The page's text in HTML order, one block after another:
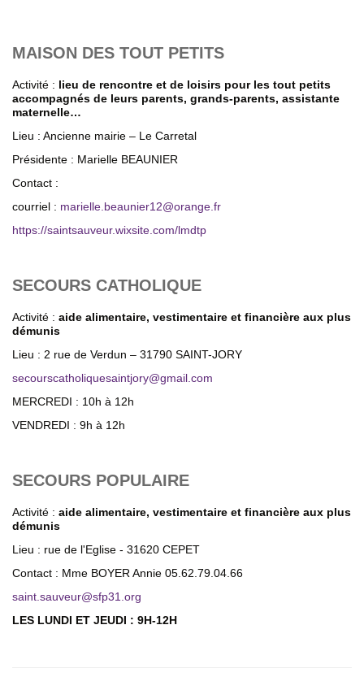
MAISON DES TOUT PETITS
Activité : lieu de rencontre et de loisirs pour les tout petits
accompagnés de leurs parents, grands-parents, assistante
maternelle…
Lieu : Ancienne mairie – Le Carretal
Présidente : Marielle BEAUNIER
Contact :
courriel : marielle.beaunier12@orange.fr
https://saintsauveur.wixsite.com/lmdtp
SECOURS CATHOLIQUE
Activité : aide alimentaire, vestimentaire et financière aux plus
démunis
Lieu : 2 rue de Verdun – 31790 SAINT-JORY
secourscatholiquesaintjory@gmail.com
MERCREDI : 10h à 12h
VENDREDI : 9h à 12h
SECOURS POPULAIRE
Activité : aide alimentaire, vestimentaire et financière aux plus
démunis
Lieu : rue de l'Eglise - 31620 CEPET
Contact : Mme BOYER Annie 05.62.79.04.66
saint.sauveur@sfp31.org
LES LUNDI ET JEUDI : 9H-12H